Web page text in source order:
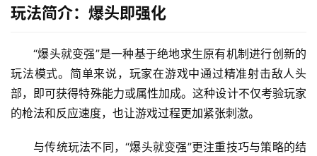
玩法简介：爆头即强化
“爆头就变强”是一种基于绝地求生原有机制进行创新的
玩法模式。简单来说，玩家在游戏中通过精准射击敌人头
部，即可获得特殊能力或属性加成。这种设计不仅考验玩家
的枪法和反应速度，也让游戏过程更加紧张刺激。
与传统玩法不同，“爆头就变强”更注重技巧与策略的结